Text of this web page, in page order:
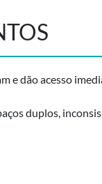
e dão acesso
duplos,